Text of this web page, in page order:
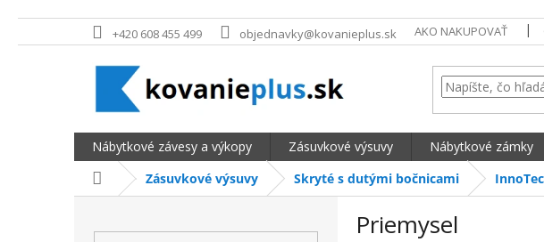
Prejsť na obsah +420 608 455 499 objednavky@kovanieplus.sk AKO NAKUPOVAŤ
Nábytkové závesy a výkopy Zásuvkové výsuvy Nábytkové zámky
DomovZásuvkové výsuvy Skryté s dutými bočnicami
BOČNÝ PANEL
Priemysel